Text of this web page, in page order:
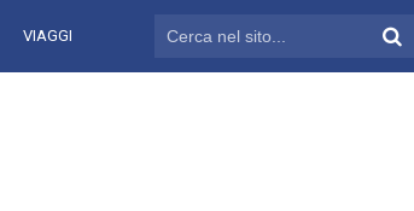
VIAGGI